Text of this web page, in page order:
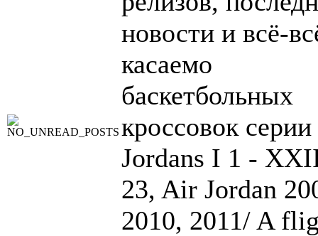
новости и всё-
касаемо
баскетбольных
кроссовок
Jordans I 1 -
23, Air Jordan
2010, 2011/ A